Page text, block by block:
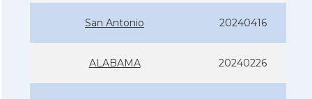
San Antonio 20240416
ALABAMA 20240226